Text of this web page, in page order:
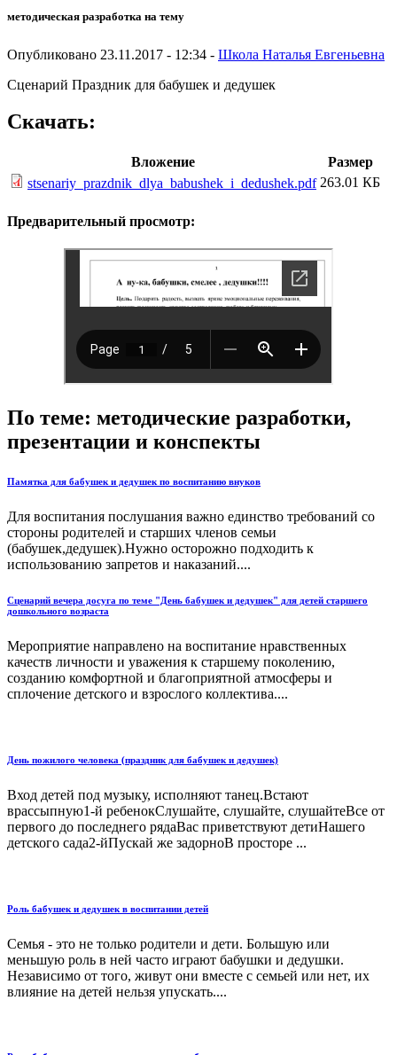
методическая разработка на тему
Опубликовано 23.11.2017 - 12:34 - Школа Наталья Евгеньевна
Сценарий Праздник для бабушек и дедушек
Скачать:
Вложение
Размер
stsenariy_prazdnik_dlya_babushek_i_dedushek.pdf 263.01 КБ
Предварительный просмотр:
По теме: методические разработки,
презентации и конспекты
Памятка для бабушек и дедушек по воспитанию внуков
Для воспитания послушания важно единство требований со
стороны родителей и старших членов семьи
(бабушек,дедушек).Нужно осторожно подходить к
использованию запретов и наказаний....
Сценарий вечера досуга по теме "День бабушек и дедушек" для детей старшего
дошкольного возраста
Мероприятие направлено на воспитание нравственных
качеств личности и уважения к старшему поколению,
созданию комфортной и благоприятной атмосферы и
сплочение детского и взрослого коллектива....
День пожилого человека (праздник для бабушек и дедушек)
Вход детей под музыку, исполняют танец.Встают
врассыпную1-й ребенокСлушайте, слушайте, слушайтеВсе от
первого до последнего рядаВас приветствуют детиНашего
детского сада2-йПускай же задорноВ просторе ...
Роль бабушек и дедушек в воспитании детей
Семья - это не только родители и дети. Большую или
меньшую роль в ней часто играют бабушки и дедушки.
Независимо от того, живут они вместе с семьей или нет, их
влияние на детей нельзя упускать....